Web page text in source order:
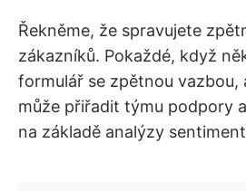
Řekněme, že spravujete
zákazníků. Pokaždé, když
formulář se zpětnou vazbou,
může přiřadit týmu podpory
na základě analýzy